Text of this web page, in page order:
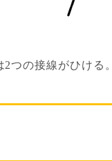
つの接線がひける。